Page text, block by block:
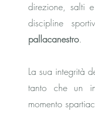
direzione, salti
discipline
pallacanestro.
La sua integrità
tanto che un
momento